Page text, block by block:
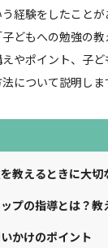
経験をしたこと
どもへの勉強の
やポイント、子
について説明しま
教えるときに大切
プの指導とは？教
かけのポイント